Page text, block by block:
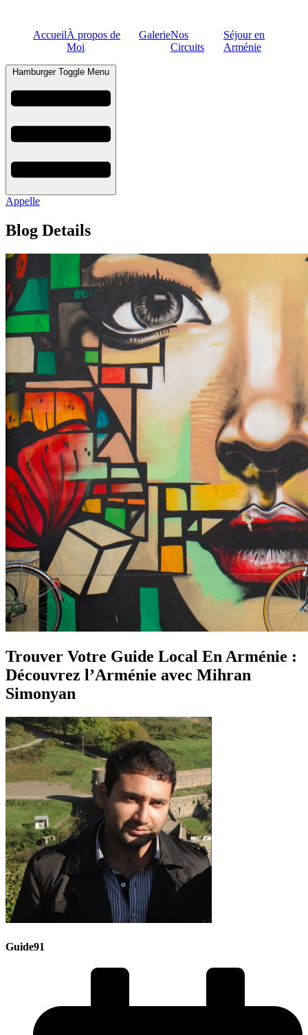
AccueilÀ propos de
Moi
GalerieNos
Circuits
Séjour en
Arménie
Hamburger Toggle Menu
Appelle
Blog Details
Trouver Votre Guide Local En Arménie :
Découvrez l’Arménie avec Mihran
Simonyan
Guide91